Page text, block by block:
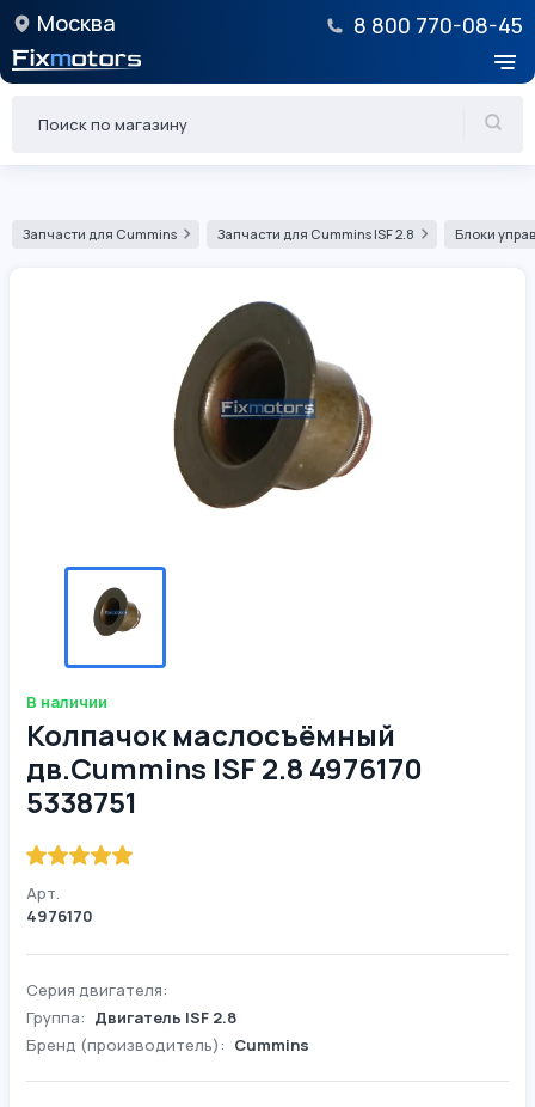
Москва 8 800 770-08-45
Запчасти для Cummins Запчасти для Cummins ISF 2.8 Блоки
В наличии
Колпачок маслосъёмный
дв.Cummins ISF 2.8 4976170
5338751
Арт.
4976170
Серия двигателя:
Группа: Двигатель ISF 2.8
Бренд (производитель): Cummins